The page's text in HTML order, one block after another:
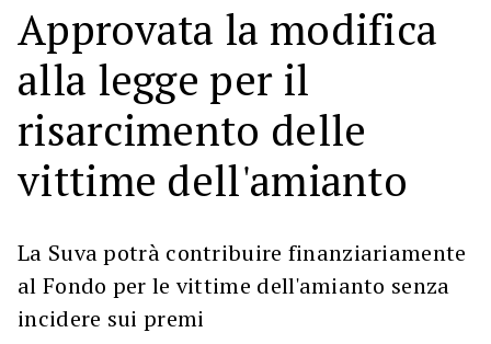
Approvata la modifica
alla legge per il
risarcimento delle
vittime dell'amianto
La Suva potrà contribuire finanziariamente
al Fondo per le vittime dell'amianto senza
incidere sui premi